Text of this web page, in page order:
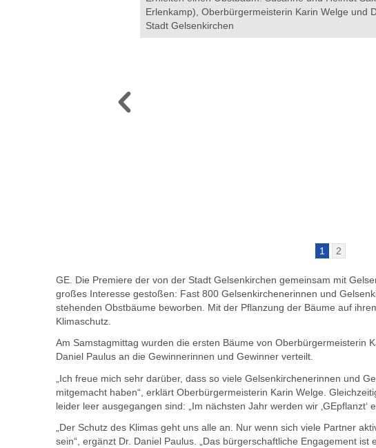
Erlenkamp), Oberbürgermeisterin Karin Welge und
Stadt Gelsenkirchen
1 2
GE. Die Premiere der von der Stadt Gelsenkirchen gemeinsam mit
großes Interesse gestoßen: Fast 800 Gelsenkirchenerinnen und
stehenden Obstbäume beworben. Mit der Pflanzung der Bäume auf
Klimaschutz.
Am Samstagmittag wurden die ersten Bäume von Oberbürgermeisterin
Daniel Paulus an die Gewinnerinnen und Gewinner verteilt.
„Ich freue mich sehr darüber, dass so viele Gelsenkirchenerinnen und
mitgemacht haben“, erklärt Oberbürgermeisterin Karin Welge.
leider leer ausgegangen sind: „Im nächsten Jahr werden wir ‚GEpflanzt‘
„Der Schutz des Klimas geht uns alle an. Nur wenn sich viele Partner
sein“, ergänzt Dr. Daniel Paulus. „Das bürgerschaftliche Engagement